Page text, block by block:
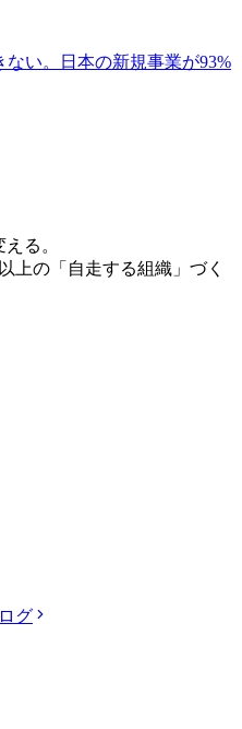
い。日本の新規事業が93%
る。
上の「自走する組織」づく
グ